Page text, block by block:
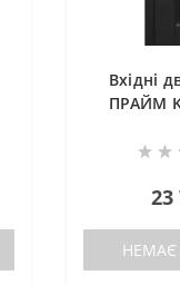
Вхідні
ПРАЙМ
23
НЕМАЄ